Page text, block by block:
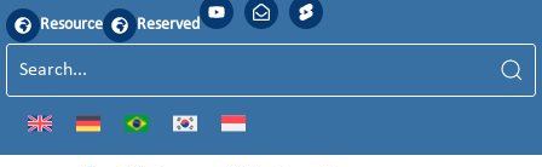
Resource Reserved